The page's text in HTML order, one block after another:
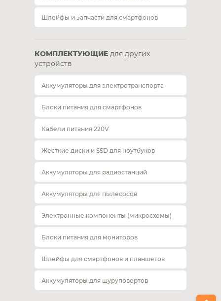
Шлейфы и запчасти для смартфонов
КОМПЛЕКТУЮЩИЕ для других
устройств
Аккумуляторы для электротранспорта
Блоки питания для смартфонов
Кабели питания 220V
Жесткие диски и SSD для ноутбуков
Аккумуляторы для радиостанций
Аккумуляторы для пылесосов
Электронные компоненты (микросхемы)
Блоки питания для мониторов
Шлейфы для смартфонов и планшетов
Аккумуляторы для шуруповертов